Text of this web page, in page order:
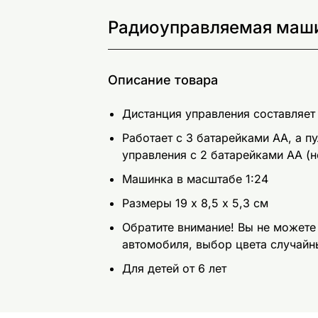
Радиоуправляемая
Описание товара
Дистанция управления
Работает с 3 батарейками АА, а
управления с 2 батарейками АА
Машинка в масштабе 1:24
Размеры 19 х 8,5 х 5,3 см
Обратите внимание! Вы не
автомобиля, выбор цвета
Для детей от 6 лет